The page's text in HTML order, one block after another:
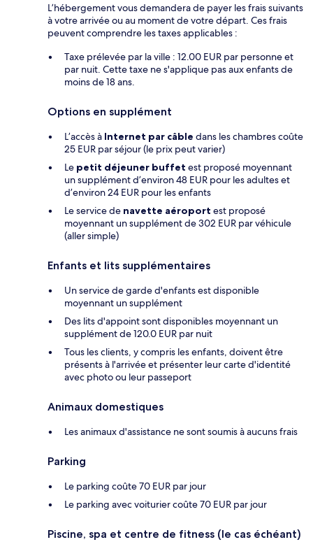
L’hébergement vous demandera de payer les frais suivants
à votre arrivée ou au moment de votre départ. Ces frais
peuvent comprendre les taxes applicables :
Taxe prélevée par la ville : 12.00 EUR par personne et
par nuit. Cette taxe ne s'applique pas aux enfants de
moins de 18 ans.
Options en supplément
L’accès à Internet par câble dans les chambres coûte
25 EUR par séjour (le prix peut varier)
Le petit déjeuner buffet est proposé moyennant
un supplément d’environ 48 EUR pour les adultes et
d’environ 24 EUR pour les enfants
Le service de navette aéroport est proposé
moyennant un supplément de 302 EUR par véhicule
(aller simple)
Enfants et lits supplémentaires
Un service de garde d'enfants est disponible
moyennant un supplément
Des lits d'appoint sont disponibles moyennant un
supplément de 120.0 EUR par nuit
Tous les clients, y compris les enfants, doivent être
présents à l'arrivée et présenter leur carte d'identité
avec photo ou leur passeport
Animaux domestiques
Les animaux d'assistance ne sont soumis à aucuns frais
Parking
Le parking coûte 70 EUR par jour
Le parking avec voiturier coûte 70 EUR par jour
Piscine, spa et centre de fitness (le cas échéant)